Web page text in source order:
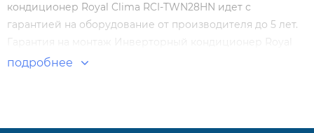
кондиционер Royal Clima RCI-TWN28HN идет с
гарантией на оборудование от производителя до 5 лет.
Гарантия на монтаж Инверторный кондиционер Royal
Clima RCI-TWN28HN нашими специалистами составляет
Московской области. Квалифицированные
подробнее